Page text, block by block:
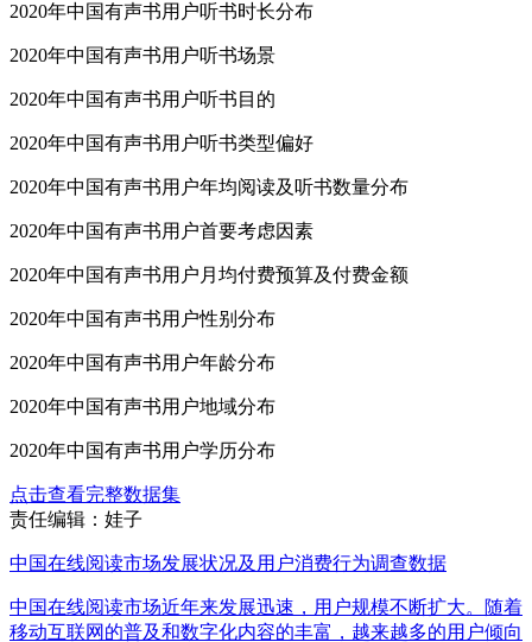
2020年中国有声书用户听书时长分布
2020年中国有声书用户听书场景
2020年中国有声书用户听书目的
2020年中国有声书用户听书类型偏好
2020年中国有声书用户年均阅读及听书数量分布
2020年中国有声书用户首要考虑因素
2020年中国有声书用户月均付费预算及付费金额
2020年中国有声书用户性别分布
2020年中国有声书用户年龄分布
2020年中国有声书用户地域分布
2020年中国有声书用户学历分布
点击查看完整数据集
责任编辑：娃子
中国在线阅读市场发展状况及用户消费行为调查数据
中国在线阅读市场近年来发展迅速，用户规模不断扩大。随着
移动互联网的普及和数字化内容的丰富，越来越多的用户倾向